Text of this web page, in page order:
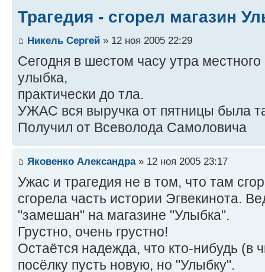
Трагедия - сгорел магазин
Никель Сергей » 12 ноя 2005 22:29
Сегодня в шестом часу утра
улыбка,
практически до тла.
УЖАС вся выручка от пятницы была
Получил от Всеволода Самоловича
Яковенко Александра» 12 ноя 2005 23:17
Ужас и трагедия не в том, что там
сгорела часть истории Эгвекинота.
"замешан" на магазине "Улыбка".
Грустно, очень грустно!
Остаётся надежда, что кто-нибудь (в
посёлку пусть новую, но "Улыбку".